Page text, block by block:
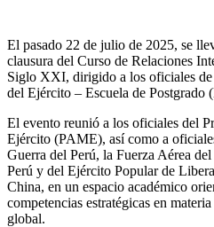
El pasado 22 de julio de 2025, se
clausura del Curso de Relaciones
Siglo XXI, dirigido a los oficiales de
del Ejército – Escuela de Postgrado
El evento reunió a los oficiales del
Ejército (PAME), así como a
Guerra del Perú, la Fuerza Aérea
Perú y del Ejército Popular de
China, en un espacio académico
competencias estratégicas en
global.